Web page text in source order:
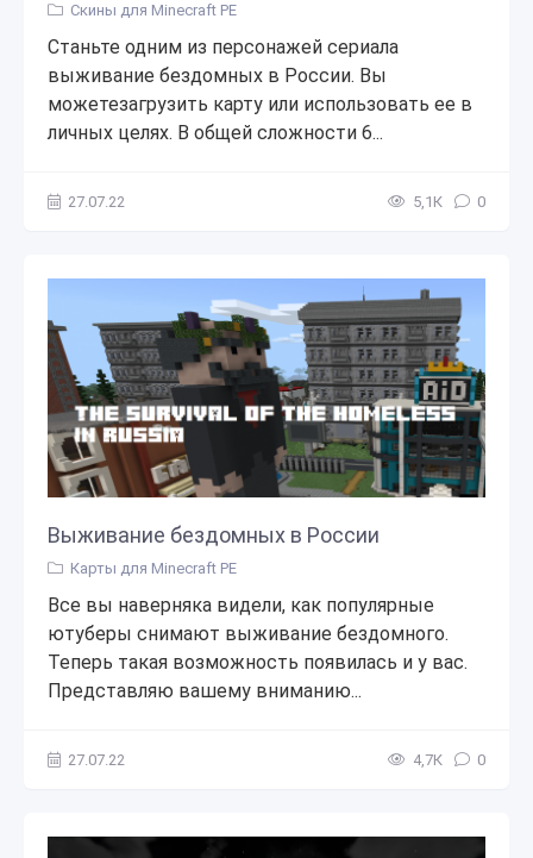
Скины для Minecraft PE
Станьте одним из персонажей сериала
выживание бездомных в России. Вы
можетезагрузить карту или использовать ее в
личных целях. В общей сложности 6...
27.07.22 5,1К 0
Выживание бездомных в России
Карты для Minecraft PE
Все вы наверняка видели, как популярные
ютуберы снимают выживание бездомного.
Теперь такая возможность появилась и у вас.
Представляю вашему вниманию...
27.07.22 4,7К 0